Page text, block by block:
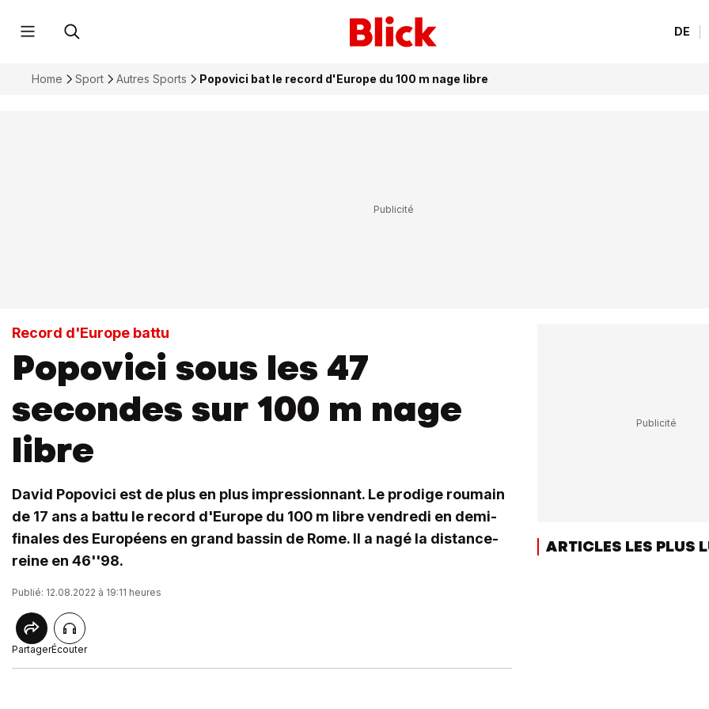
DE
Home Sport Autres Sports Popovici bat le record d'Europe du 100 m nage libre
Record d'Europe battu
Popovici sous les 47
secondes sur 100 m nage
libre
David Popovici est de plus en plus impressionnant. Le prodige roumain
de 17 ans a battu le record d'Europe du 100 m libre vendredi en demi-
finales des Européens en grand bassin de Rome. Il a nagé la distance-
reine en 46''98.
Publié: 12.08.2022 à 19:11 heures
PartagerÉcouter
ARTICLES LES PLUS